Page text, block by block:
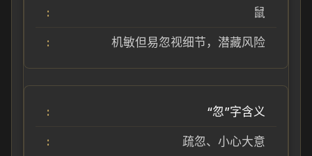
鼠
机敏但易忽视细节，潜藏风险
“忽”字含义
疏忽、小心大意